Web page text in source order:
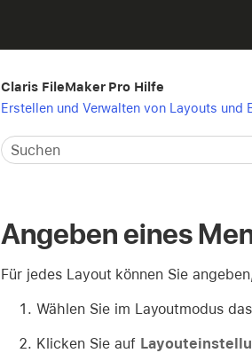
Claris FileMaker Pro Hilfe
Erstellen und Verwalten von Layouts und
Angeben eines
Für jedes Layout können Sie
Wählen Sie im Layoutmodus
Klicken Sie auf